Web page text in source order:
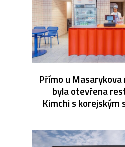
Přímo u
byla otevřena
Kimchi s